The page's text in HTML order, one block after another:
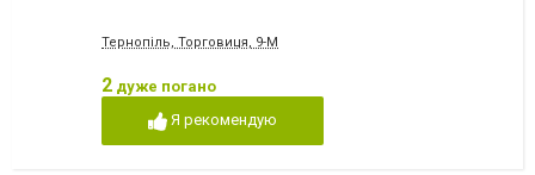
Тернопіль, Торговиця, 9-М
2 дуже погано
Я рекомендую